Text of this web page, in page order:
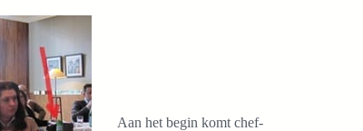
Aan het begin komt chef-